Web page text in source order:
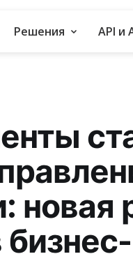
Решения API и
новая